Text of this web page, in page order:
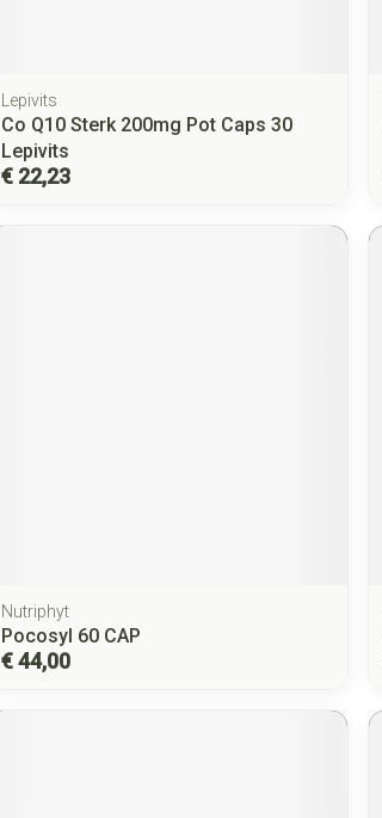
Lepivits
Co Q10 Sterk 200mg Pot Caps 30
Lepivits
€ 22,23
Nutriphyt
Pocosyl 60 CAP
€ 44,00